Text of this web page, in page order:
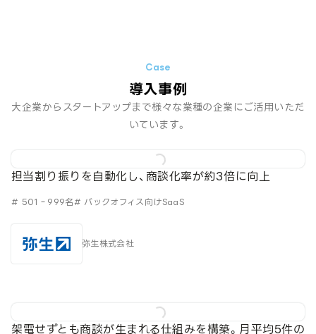
導入事例
大企業からスタートアップまで様々な業種の企業にご活用いただ
いています。
担当割り振りを自動化し、商談化率が約3倍に向上
# 501‐999名# バックオフィス向けSaaS
弥生株式会社
架電せずとも商談が生まれる仕組みを構築。月平均5件の